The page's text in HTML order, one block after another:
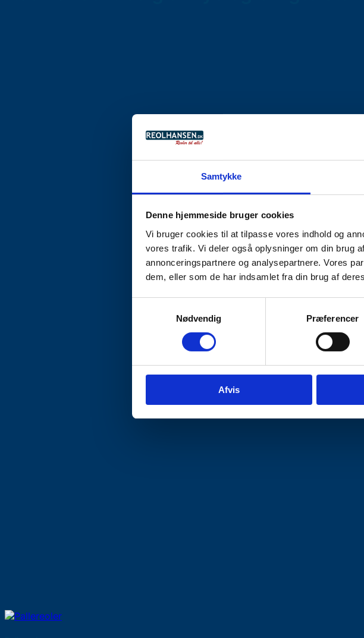
Samtykke
Denne hjemmeside bruger cookies
Vi bruger cookies til at tilpasse vores indhold og
vores trafik. Vi deler også oplysninger om din brug
annonceringspartnere og analysepartnere. Vores
dem, eller som de har indsamlet fra din brug af
Nødvendig
Præferencer
Afvis